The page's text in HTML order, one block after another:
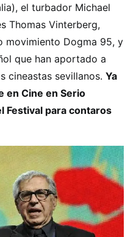
el turbador Michael
Thomas Vinterberg,
movimiento Dogma 95, y
que han aportado a
cineastas sevillanos. Ya
en Cine en Serio
Festival para contaros